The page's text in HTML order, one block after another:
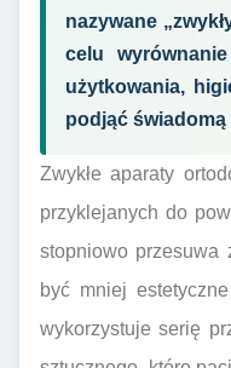
nazywane
celu
użytkowania,
podjąć
Zwykłe aparaty
przyklejanych do
stopniowo przesuwa
być mniej
wykorzystuje serię